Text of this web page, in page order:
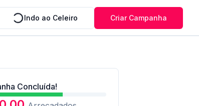
Indo ao Celeiro Criar Campanha
Concluída!